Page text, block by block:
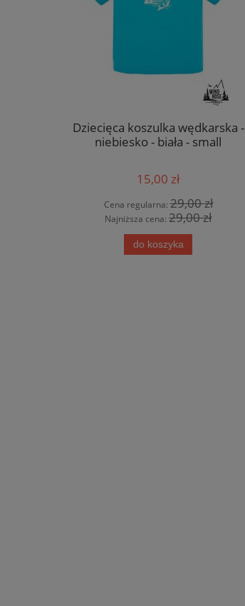
Dziecięca koszulka wędkarska -
niebiesko - biała - small
15,00 zł
Cena regularna:29,00 zł
Najniższa cena: 29,00 zł
do koszyka